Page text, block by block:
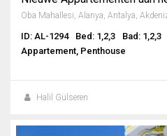
ID: AL-1294 Bed: 1,2,3 Bad: 1,2,3
Appartement, Penthouse
Halil Gülseren